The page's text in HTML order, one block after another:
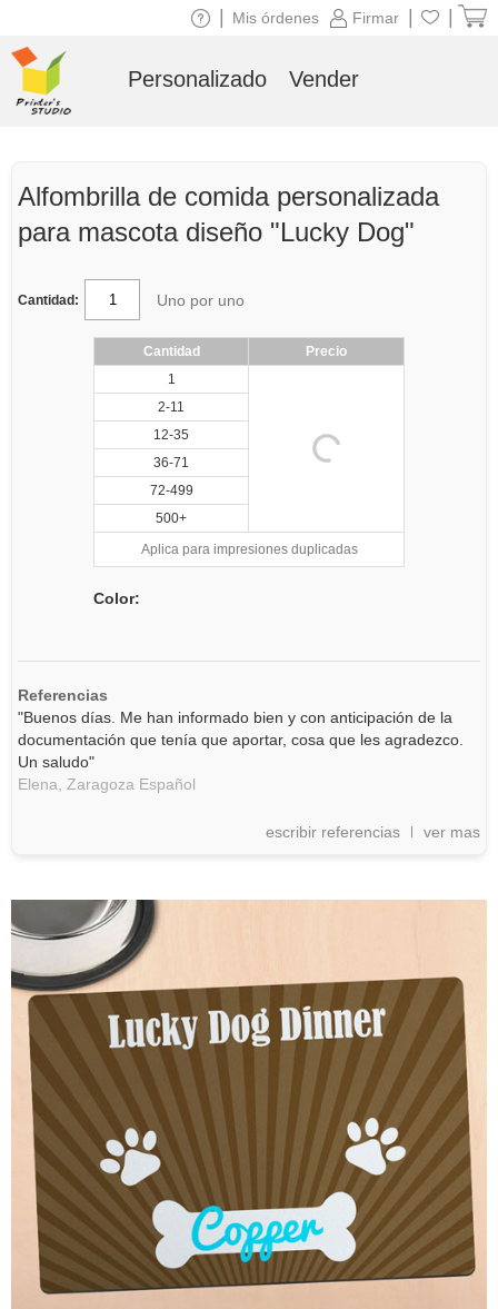
Alfombrilla de comida personalizada
para mascota diseño "Lucky Dog"
Cantidad: Uno por uno
Cantidad
Precio
1
2-11
12-35
36-71
72-499
500+
Aplica para impresiones duplicadas
Color:
Referencias
"Buenos días. Me han informado bien y con anticipación de la
documentación que tenía que aportar, cosa que les agradezco.
Un saludo"
Elena,
Zaragoza Español
escribir referencias ver mas
Firmar
Mis órdenes
Personalizado Vender